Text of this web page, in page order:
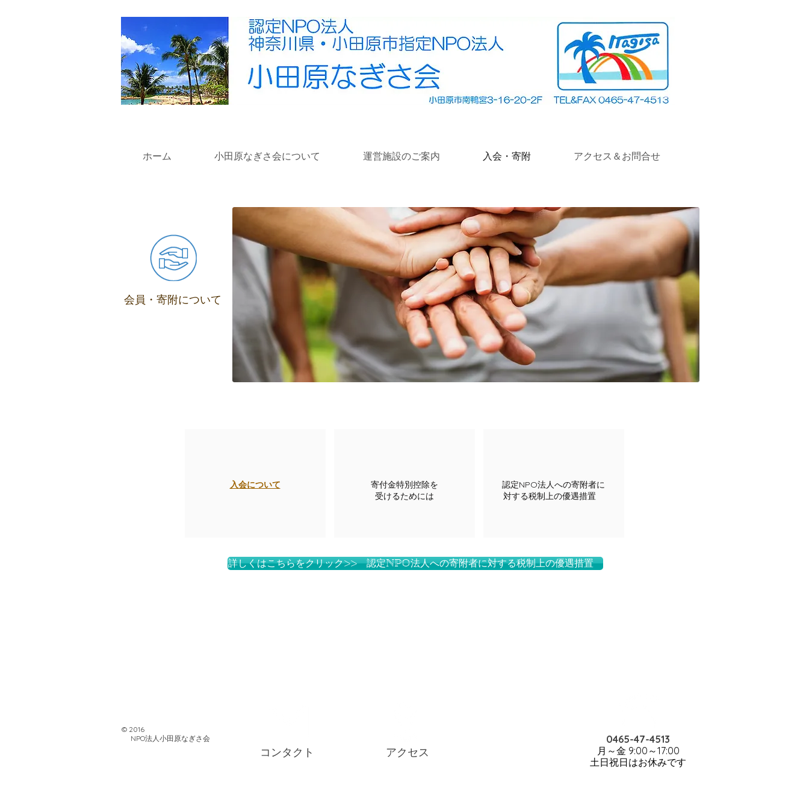
ホーム 小田原なぎさ会について 運営施設のご案内 入会・寄附 アクセス＆お問合せ
会員・寄附について
​入会について
寄付金特別控除を
​受けるためには
認定NPO法人への寄附者に
対する税制上の優遇措置
詳しくはこちらをクリック>> 認定NPO法人への寄附者に対する税制上の優遇措置
© 2016
NPO法人小田原なぎさ会
コンタクト アクセス
0465-47-4513
月～金 9:00～17:00
​土日祝日はお休みです